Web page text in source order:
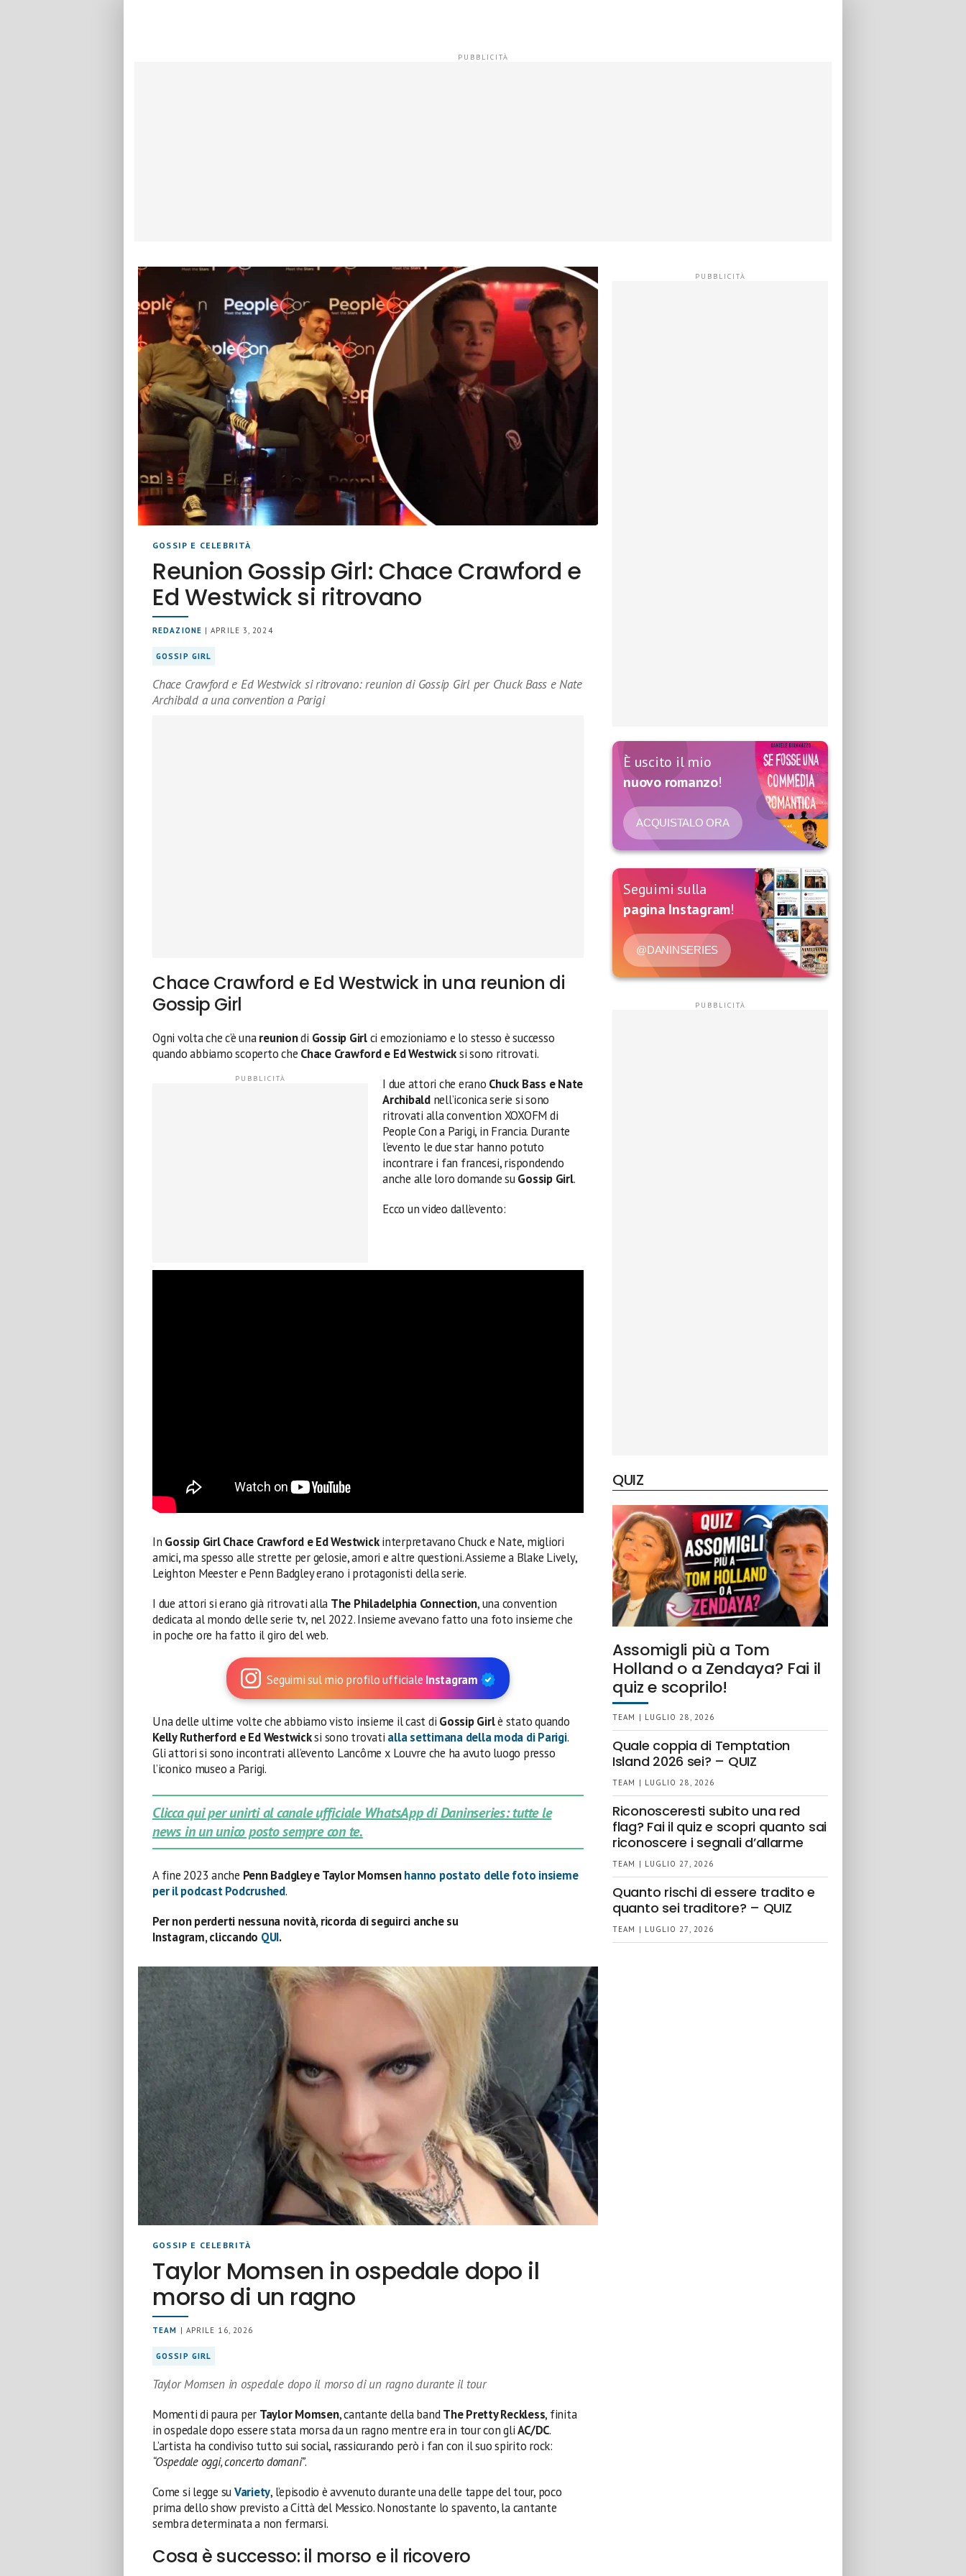
GOSSIP E CELEBRITÀ
Reunion Gossip Girl: Chace Crawford e
Ed Westwick si ritrovano
REDAZIONE | APRILE 3, 2024
GOSSIP GIRL
Chace Crawford e Ed Westwick si ritrovano: reunion di Gossip Girl per Chuck Bass e Nate
Archibald a una convention a Parigi
Chace Crawford e Ed Westwick in una reunion di
Gossip Girl
Ogni volta che c’è unareuniondi Gossip Girlci emozioniamo e lo stesso è successo
quando abbiamo scoperto che Chace Crawford e Ed Westwicksi sono ritrovati.
I due attori che erano Chuck Bass e Nate
Archibaldnell’iconica serie si sono
ritrovati alla convention XOXOFM di
People Con a Parigi, in Francia. Durante
l’evento le due star hanno potuto
incontrare i fan francesi, rispondendo
anche alle loro domande suGossip Girl.
Ecco un video dall’evento:
In Gossip Girl Chace Crawford e Ed Westwickinterpretavano Chuck e Nate, migliori
amici, ma spesso alle strette per gelosie, amori e altre questioni. Assieme a Blake Lively,
Leighton Meester e Penn Badgley erano i protagonisti della serie.
I due attori si erano già ritrovati alla The Philadelphia Connection, una convention
dedicata al mondo delle serie tv, nel 2022. Insieme avevano fatto una foto insieme che
in poche ore ha fatto il giro del web.
Seguimi sul mio profilo ufficiale Instagram
Una delle ultime volte che abbiamo visto insieme il cast di Gossip Girlè stato quando
Kelly Rutherford e Ed Westwicksi sono trovati alla settimana della moda di Parigi.
Gli attori si sono incontrati all’evento Lancôme x Louvre che ha avuto luogo presso
l’iconico museo a Parigi.
Clicca qui per unirti al canale ufficiale WhatsApp di Daninseries: tutte le
news in un unico posto sempre con te.
A fine 2023 anche Penn Badgley e Taylor Momsenhanno postato delle foto insieme
per il podcast Podcrushed.
Per non perderti nessuna novità, ricorda di seguirci anche su
Instagram, cliccando QUI.
GOSSIP E CELEBRITÀ
Taylor Momsen in ospedale dopo il
morso di un ragno
TEAM | APRILE 16, 2026
GOSSIP GIRL
Taylor Momsen in ospedale dopo il morso di un ragno durante il tour
Momenti di paura per Taylor Momsen, cantante della bandThe Pretty Reckless, finita
in ospedale dopo essere stata morsa da un ragno mentre era in tour con gliAC/DC.
L’artista ha condiviso tutto sui social, rassicurando però i fan con il suo spirito rock:
“Ospedale oggi, concerto domani”.
Come si legge suVariety, l’episodio è avvenuto durante una delle tappe del tour, poco
prima dello show previsto a Città del Messico. Nonostante lo spavento, la cantante
sembra determinata a non fermarsi.
Cosa è successo: il morso e il ricovero
È uscito il mio
nuovo romanzo!
ACQUISTALO ORA
Seguimi sulla
pagina Instagram!
@DANINSERIES
QUIZ
Assomigli più a Tom
Holland o a Zendaya? Fai il
quiz e scoprilo!
TEAM | LUGLIO 28, 2026
Quale coppia di Temptation
Island 2026 sei? – QUIZ
TEAM | LUGLIO 28, 2026
Riconosceresti subito una red
flag? Fai il quiz e scopri quanto sai
riconoscere i segnali d’allarme
TEAM | LUGLIO 27, 2026
Quanto rischi di essere tradito e
quanto sei traditore? – QUIZ
TEAM | LUGLIO 27, 2026